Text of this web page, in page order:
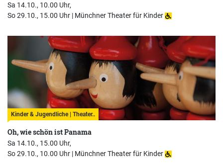
Sa 14.10., 10.00 Uhr,
So 29.10., 15.00 Uhr | Münchner Theater für Kinder
Kinder & Jugendliche | Theater..
Oh, wie schön ist Panama
Sa 14.10., 15.00 Uhr,
So 29.10., 10.00 Uhr | Münchner Theater für Kinder